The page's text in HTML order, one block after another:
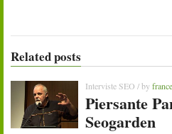
Related posts
Interviste SEO / by
Piersante
Seogarden